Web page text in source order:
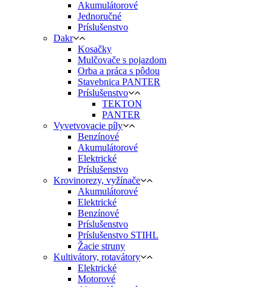
Akumulátorové
Jednoručné
Príslušenstvo
Dakr
Kosačky
Mulčovače s pojazdom
Orba a práca s pôdou
Stavebnica PANTER
Príslušenstvo
TEKTON
PANTER
Vyvetvovacie píly
Benzínové
Akumulátorové
Elektrické
Príslušenstvo
Krovinorezy, vyžínače
Akumulátorové
Elektrické
Benzínové
Príslušenstvo
Príslušenstvo STIHL
Žacie struny
Kultivátory, rotavátory
Elektrické
Motorové